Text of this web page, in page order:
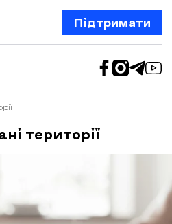
Підтримати
території